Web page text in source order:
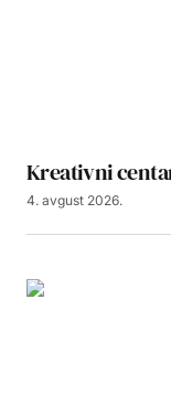
Kreativni
4. avgust 2026.